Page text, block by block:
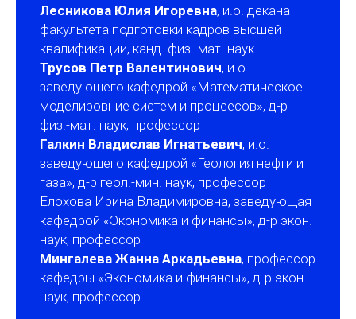
Лесникова Юлия Игоревна, и.о. декана
факультета подготовки кадров высшей
квалификации, канд. физ.-мат. наук
Трусов Петр Валентинович, и.о.
заведующего кафедрой «Математическое
моделировние систем и процеесов», д-р
физ.-мат. наук, профессор
Галкин Владислав Игнатьевич, и.о.
заведующего кафедрой «Геология нефти и
газа», д-р геол.-мин. наук, профессор
Елохова Ирина Владимировна, заведующая
кафедрой «Экономика и финансы», д-р экон.
наук, профессор
Мингалева Жанна Аркадьевна, профессор
кафедры «Экономика и финансы», д-р экон.
наук, профессор